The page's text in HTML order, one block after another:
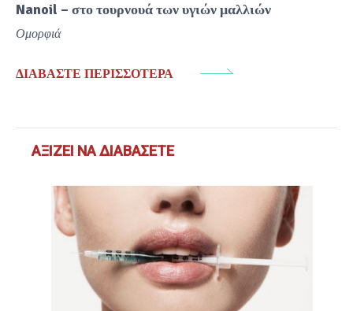
Nanoil – στο τουρνουά των υγιών μαλλιών
Ομορφιά
ΔΙΑΒΆΣΤΕ ΠΕΡΙΣΣΌΤΕΡΑ
ΑΞΊΖΕΙ ΝΑ ΔΙΑΒΆΣΕΤΕ